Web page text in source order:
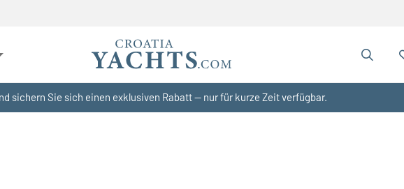
sichern Sie sich einen exklusiven Rabatt — nur für kurze Zeit verfügbar.